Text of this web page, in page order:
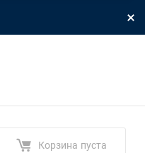
Корзина пуста